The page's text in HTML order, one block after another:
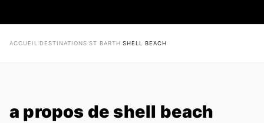
ACCUEIL DESTINATIONS ST BARTH SHELL BEACH
a propos de shell beach